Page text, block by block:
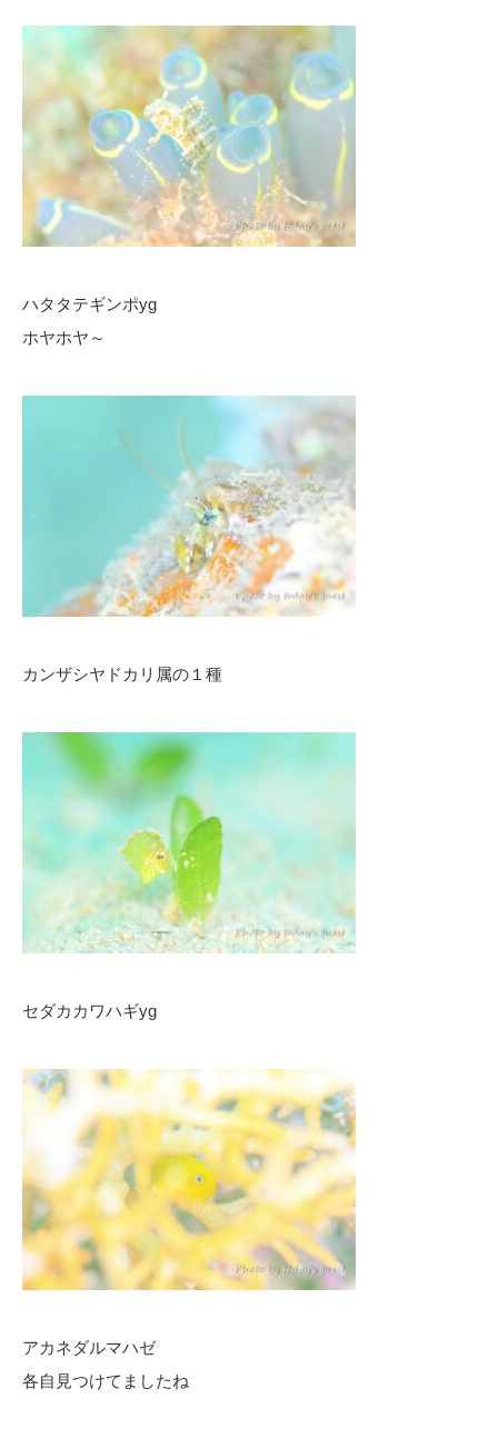
ハタタテギンポyg
ホヤホヤ～
カンザシヤドカリ属の１種
セダカカワハギyg
アカネダルマハゼ
各自見つけてましたね